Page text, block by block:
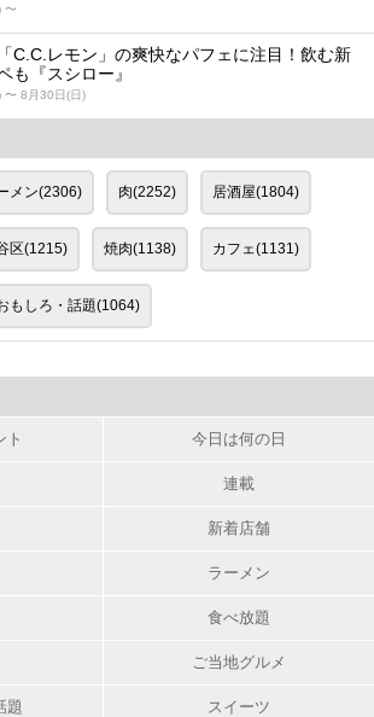
〜
C.C.レモン」の爽快なパフェに注目！飲む新
も『スシロー』
〜 8月30日(日)
メン(2306) 肉(2252) 居酒屋(1804)
区(1215) 焼肉(1138) カフェ(1131)
もしろ・話題(1064)
ト 今日は何の日
連載
新着店舗
ラーメン
食べ放題
ご当地グルメ
題 スイーツ